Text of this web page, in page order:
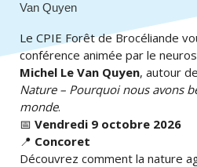
Van Quyen
Le CPIE Forêt de Brocéliande
conférence animée par le
Michel Le Van Quyen, autour
Nature – Pourquoi nous avons
monde.
📅 Vendredi 9 octobre 2026
📍 Concoret
Découvrez comment la nature